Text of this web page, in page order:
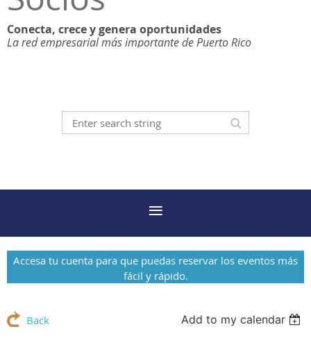
Conecta, crece y genera oportunidades
La red empresarial más importante de Puerto Rico
Accesa tu cuenta para que puedas reservar los eventos más
fácil y rápido.
Back Add to my calendar